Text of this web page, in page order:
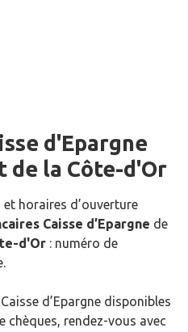
d'Epargne
de la Côte-d'Or
horaires d’ouverture
Caisse d’Epargne de
d'Or : numéro de
d’Epargne disponibles
chèques, rendez-vous avec